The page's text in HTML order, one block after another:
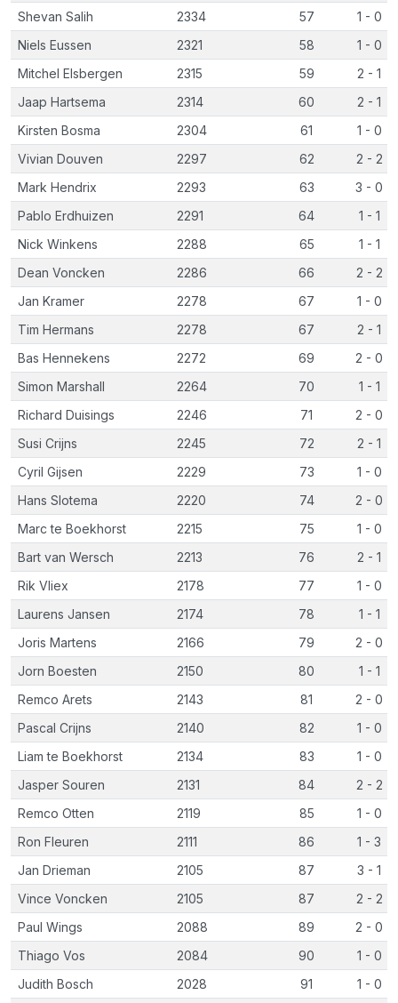
Shevan Salih 2334 57
1 - 0
Niels Eussen
2321 58
1 - 0
Mitchel Elsbergen
2315 59
2 - 1
Jaap Hartsema
2314 60
2 - 1
Kirsten Bosma
2304 61
1 - 0
Vivian Douven
2297 62
2 - 2
Mark Hendrix
2293 63
3 - 0
Pablo Erdhuizen
2291 64
1 - 1
Nick Winkens
2288 65
1 - 1
Dean Voncken
2286 66
2 - 2
Jan Kramer
2278 67
1 - 0
Tim Hermans
2278 67
2 - 1
Bas Hennekens
2272 69
2 - 0
Simon Marshall
2264 70
1 - 1
Richard Duisings
2246 71
2 - 0
Susi Crijns
2245 72
2 - 1
Cyril Gijsen
2229 73
1 - 0
Hans Slotema
2220 74
2 - 0
Marc te Boekhorst
2215 75
1 - 0
Bart van Wersch
2213 76
2 - 1
Rik Vliex
2178 77
1 - 0
Laurens Jansen
2174 78
1 - 1
Joris Martens
2166 79
2 - 0
Jorn Boesten
2150 80
1 - 1
Remco Arets
2143 81
2 - 0
Pascal Crijns
2140 82
1 - 0
Liam te Boekhorst
2134 83
1 - 0
Jasper Souren
2131 84
2 - 2
Remco Otten
2119 85
1 - 0
Ron Fleuren
2111 86
1 - 3
Jan Drieman
2105 87
3 - 1
Vince Voncken
2105 87
2 - 2
Paul Wings
2088 89
2 - 0
Thiago Vos
2084 90
1 - 0
Judith Bosch
2028 91
1 - 0